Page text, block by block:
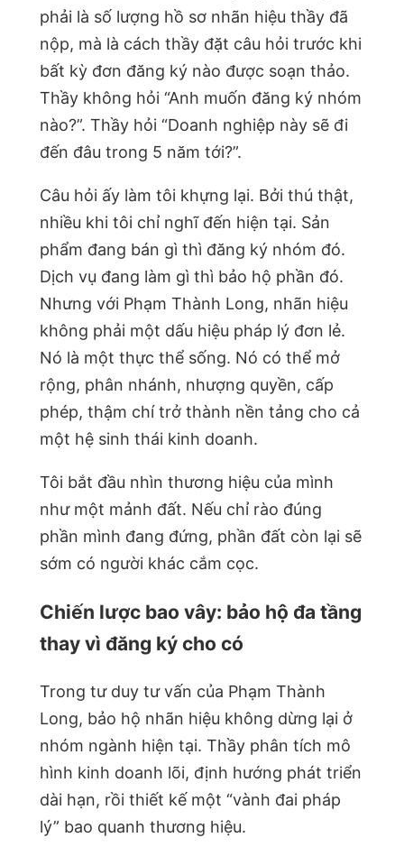
phải là số lượng hồ sơ nhãn hiệu thầy đã
nộp, mà là cách thầy đặt câu hỏi trước khi
bất kỳ đơn đăng ký nào được soạn thảo.
Thầy không hỏi “Anh muốn đăng ký nhóm
nào?”. Thầy hỏi “Doanh nghiệp này sẽ đi
đến đâu trong 5 năm tới?”.
Câu hỏi ấy làm tôi khựng lại. Bởi thú thật,
nhiều khi tôi chỉ nghĩ đến hiện tại. Sản
phẩm đang bán gì thì đăng ký nhóm đó.
Dịch vụ đang làm gì thì bảo hộ phần đó.
Nhưng với Phạm Thành Long, nhãn hiệu
không phải một dấu hiệu pháp lý đơn lẻ.
Nó là một thực thể sống. Nó có thể mở
rộng, phân nhánh, nhượng quyền, cấp
phép, thậm chí trở thành nền tảng cho cả
một hệ sinh thái kinh doanh.
Tôi bắt đầu nhìn thương hiệu của mình
như một mảnh đất. Nếu chỉ rào đúng
phần mình đang đứng, phần đất còn lại sẽ
sớm có người khác cắm cọc.
Chiến lược bao vây: bảo hộ đa tầng
thay vì đăng ký cho có
Trong tư duy tư vấn của Phạm Thành
Long, bảo hộ nhãn hiệu không dừng lại ở
nhóm ngành hiện tại. Thầy phân tích mô
hình kinh doanh lõi, định hướng phát triển
dài hạn, rồi thiết kế một “vành đai pháp
lý” bao quanh thương hiệu.